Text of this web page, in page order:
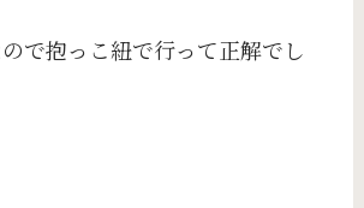
で抱っこ紐で行って正解でし